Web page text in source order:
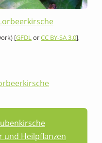
[GFDLorCC BY-SA 3.0],
und Heilpflanzen